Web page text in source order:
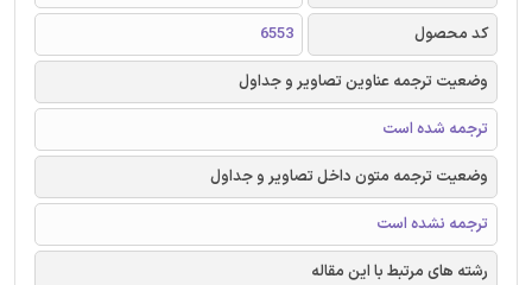
کد محصول
6553
وضعیت ترجمه عناوین تصاویر و جداول
ترجمه شده است
وضعیت ترجمه متون داخل تصاویر و جداول
ترجمه نشده است
رشته های مرتبط با این مقاله